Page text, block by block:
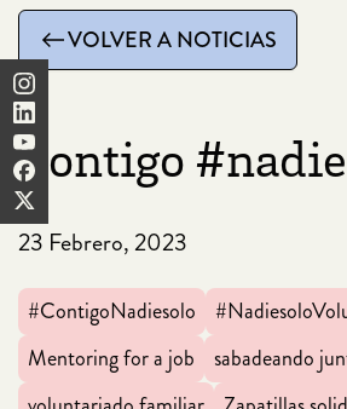
VOLVER A NOTICIAS
Contigo
23 Febrero, 2023
#ContigoNadiesolo
Mentoring for a job
sabadeando